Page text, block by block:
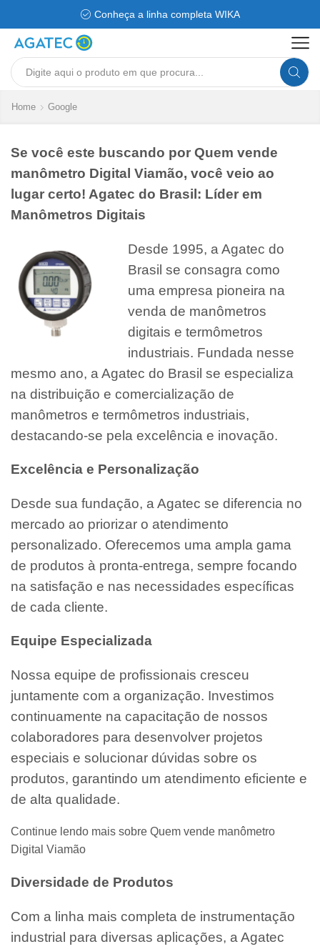
Conheça a linha completa WIKA
Search
Home Google
Se você este buscando por Quem vende
manômetro Digital Viamão, você veio ao
lugar certo! Agatec do Brasil: Líder em
Manômetros Digitais
Desde 1995, a Agatec do
Brasil se consagra como
uma empresa pioneira na
venda de manômetros
digitais e termômetros
industriais. Fundada nesse
mesmo ano, a Agatec do Brasil se especializa
na distribuição e comercialização de
manômetros e termômetros industriais,
destacando-se pela excelência e inovação.
Excelência e Personalização
Desde sua fundação, a Agatec se diferencia no
mercado ao priorizar o atendimento
personalizado. Oferecemos uma ampla gama
de produtos à pronta-entrega, sempre focando
na satisfação e nas necessidades específicas
de cada cliente.
Equipe Especializada
Nossa equipe de profissionais cresceu
juntamente com a organização. Investimos
continuamente na capacitação de nossos
colaboradores para desenvolver projetos
especiais e solucionar dúvidas sobre os
produtos, garantindo um atendimento eficiente e
de alta qualidade.
Continue lendo mais sobre Quem vende manômetro
Digital Viamão
Diversidade de Produtos
Com a linha mais completa de instrumentação
industrial para diversas aplicações, a Agatec